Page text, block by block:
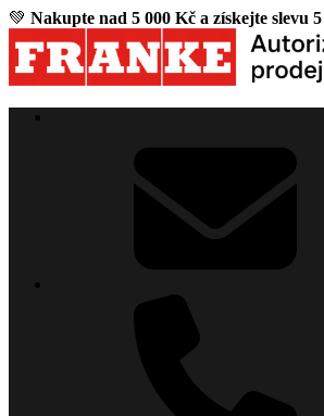
💚 Nakupte nad 5 000 Kč a získejte slevu